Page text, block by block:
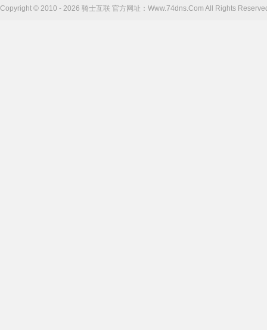
Copyright © 2010 - 2026 骑士互联 官方网址：Www.74dns.Com All Rights